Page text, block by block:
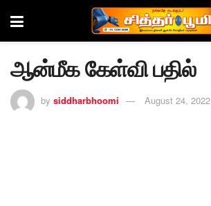
ஆன்மீக கேள்வி பதில்
by siddharbhoomi August 24, 2022